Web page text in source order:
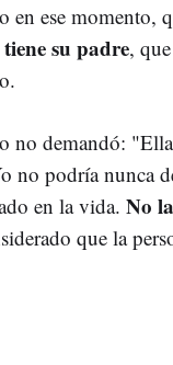
ese momento,
su padre,
no demandó:
no podría nunca
en la vida. No
que la